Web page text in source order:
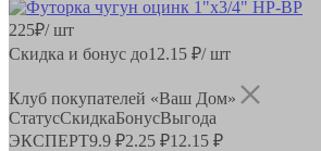
225₽/ шт
Скидка и бонус до12.15 ₽/ шт
Клуб покупателей «Ваш Дом»
СтатусСкидкаБонусВыгода
ЭКСПЕРТ9.9 ₽2.25 ₽12.15 ₽